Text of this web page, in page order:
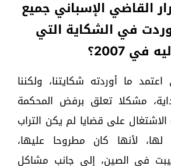
القاضي الإسباني جميع
في الشكاية التي
2007؟
ما أوردته شكايتنا، ولكننا
مشكلا تعلق برفض المحكمة
الاشتغال على قضايا لم يكن التراب
لها، لأنها كان مطروحا عليها،
في الصين، إلى جانب مشاكل